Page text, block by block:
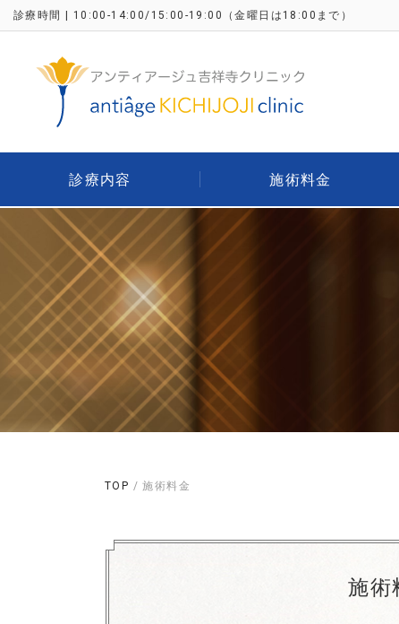
診療時間 | 10:00-14:00/15:00-19:00 （金曜日は18:00まで）
診療内容 施術料金
TOP / 施術料金
施術